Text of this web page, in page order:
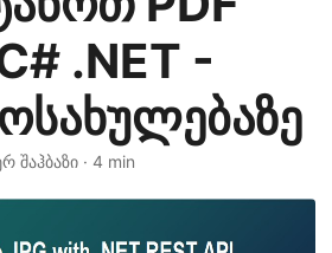
.NET -
შაჰბაზი · 4 min